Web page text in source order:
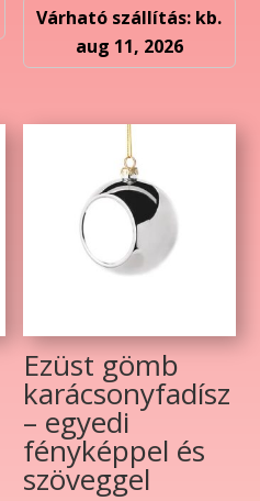
Várható szállítás: kb.
aug 11, 2026
Ezüst gömb
karácsonyfadísz
– egyedi
fényképpel és
szöveggel